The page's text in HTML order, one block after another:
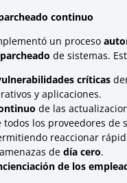
continuo
un proceso
de sistemas.
críticas
y aplicaciones.
de las
los proveedores de
reaccionar
de día cero.
de los